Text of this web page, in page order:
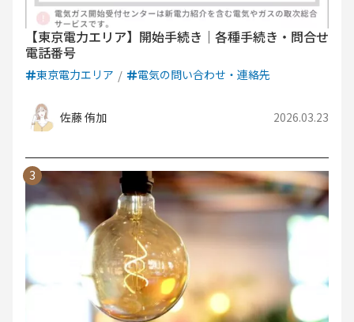
【東京電力エリア】開始手続き｜各種手続き・問合せ
電話番号
東京電力エリア 電気の問い合わせ・連絡先
佐藤 侑加 2026.03.23